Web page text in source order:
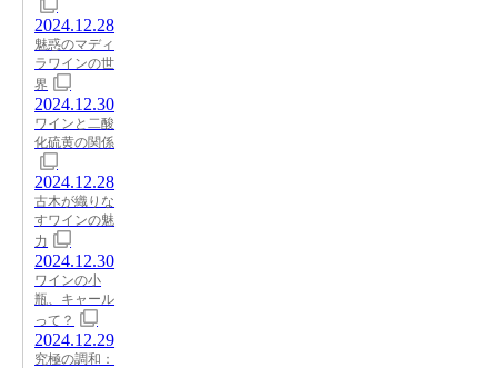
2024.12.28
魅惑のマディ
ラワインの世
界
2024.12.30
ワインと二酸
化硫黄の関係
2024.12.28
古木が織りな
すワインの魅
力
2024.12.30
ワインの小
瓶、キャール
って？
2024.12.29
究極の調和：